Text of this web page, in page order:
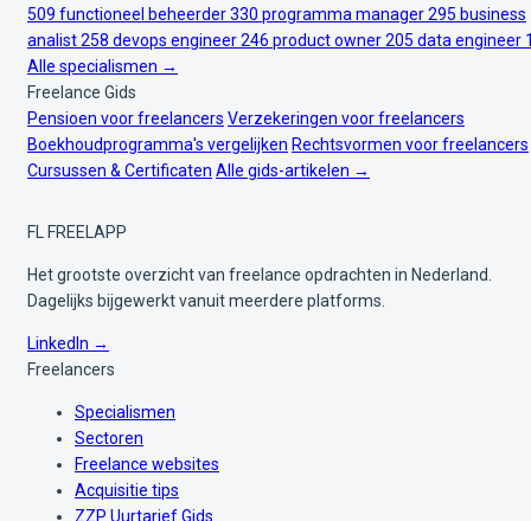
509 functioneel beheerder330 programma manager295 business
analist258 devops engineer246 product owner205 data engineer
Alle specialismen →
Freelance Gids
Pensioen voor freelancers Verzekeringen voor freelancers
Boekhoudprogramma's vergelijken Rechtsvormen voor freelancers
Cursussen & Certificaten Alle gids-artikelen →
FL FREELAPP
Het grootste overzicht van freelance opdrachten in Nederland.
Dagelijks bijgewerkt vanuit meerdere platforms.
LinkedIn →
Freelancers
Specialismen
Sectoren
Freelance websites
Acquisitie tips
ZZP Uurtarief Gids